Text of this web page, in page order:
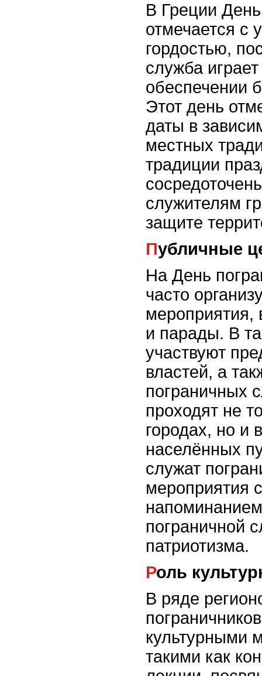
В Греции
отмечается с
гордостью,
служба
обеспечении
Этот день
даты в
местных
традиции
служителям
защите
Публичные
На День
часто
мероприятия,
и парады. В
участвуют
властей, а
пограничных
проходят не
городах, но и
населённых
служат
мероприятия
пограничной
патриотизма.
Роль
В ряде
культурными
такими как